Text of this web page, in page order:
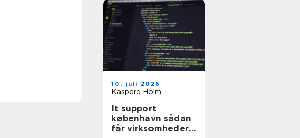
10. juli 2026
Kasperq Holm
It support
københavn sådan
får virksomheder